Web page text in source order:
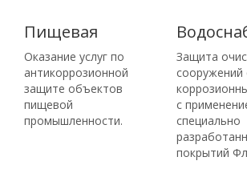
Пищевая
Оказание услуг по
антикоррозионной
защите объектов
пищевой
промышленности.
Защита
сооружений
с
специально
покрытий